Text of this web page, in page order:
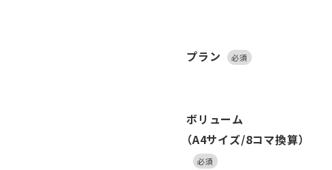
プラン 必須
ボリューム
（A4サイズ/8コマ換算）
必須